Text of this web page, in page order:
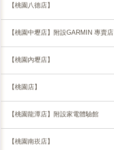
【桃園八德店】
【桃園中壢店】附設GARMIN 專賣店
【桃園內壢店】
【桃園店】
【桃園龍潭店】附設家電體驗館
【桃園南崁店】